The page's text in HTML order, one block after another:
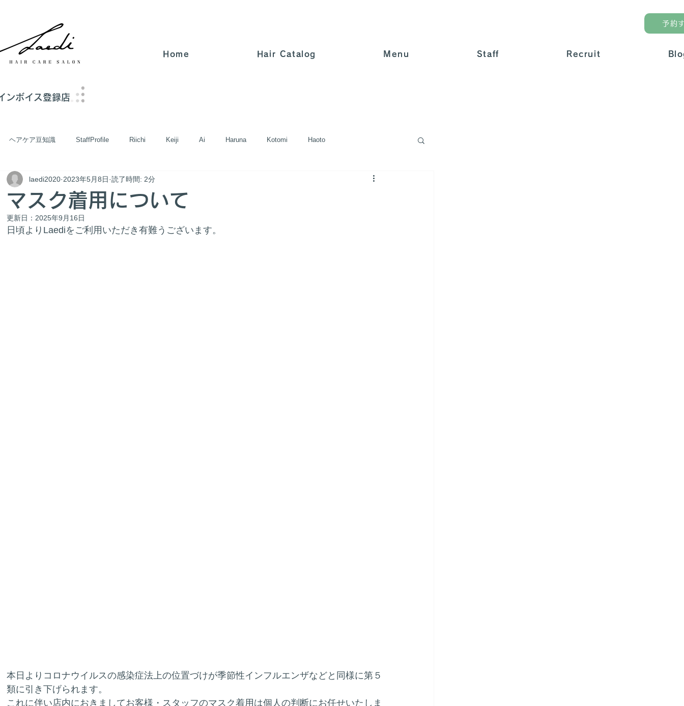
ンボイス登録店
予約
Home Hair Catalog Menu Staff Recruit
Home Hair Catalog Menu Staff Recruit
ヘアケア豆知識 StaffProfile Riichi Keiji Ai Haruna Kotomi Haoto
トリートメント Headspa/ヘッドスパ Straight/ストレート
容 Product/商品
マスク着用について
laedi2020 2023年5月8日 読了時間: 2分
更新日： 2025年9月16日
日頃よりLaediをご利用いただき有難うございます。
本日よりコロナウイルスの感染症法上の位置づけが季節性インフルエンザなどと同様に第５
類に引き下げられます。
これに伴い店内におきましてお客様・スタッフのマスク着用は個人の判断にお任せいたしま